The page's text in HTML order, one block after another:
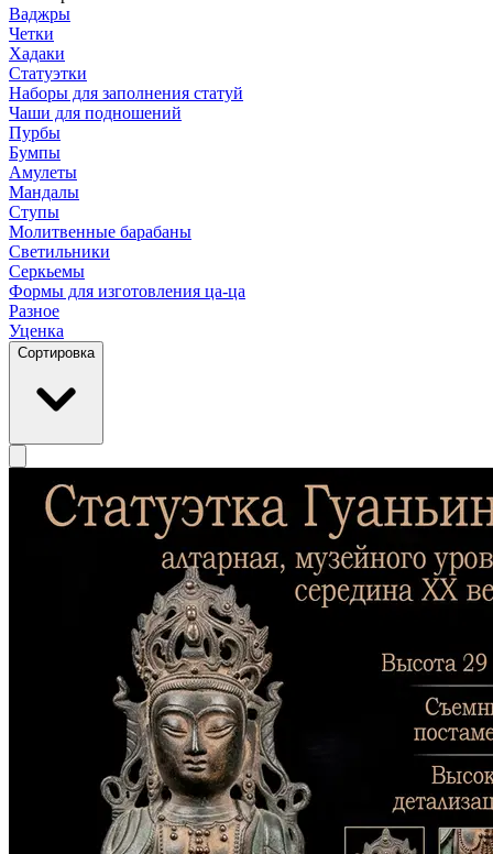
Ваджры
Четки
Хадаки
Статуэтки
Наборы для заполнения статуй
Чаши для подношений
Пурбы
Бумпы
Амулеты
Мандалы
Ступы
Молитвенные барабаны
Светильники
Серкьемы
Формы для изготовления ца-ца
Разное
Уценка
Сортировка